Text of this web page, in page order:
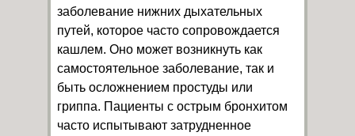
заболевание нижних дыхательных
путей, которое часто сопровождается
кашлем. Оно может возникнуть как
самостоятельное заболевание, так и
быть осложнением простуды или
гриппа. Пациенты с острым бронхитом
часто испытывают затрудненное